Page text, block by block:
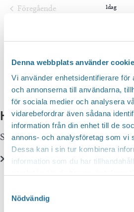
Denna webbplats använder
Vi använder enhetsidentifierare för
och annonserna till användarna,
för sociala medier och analysera
vidarebefordrar även sådana
information från din enhet till de
annons- och analysföretag som vi
Dessa kan i sin tur kombinera
information som du har
Nödvändig
datum.
Föregående
Idag
Prenumerera på
Hittar du inte vad du
Sök här...